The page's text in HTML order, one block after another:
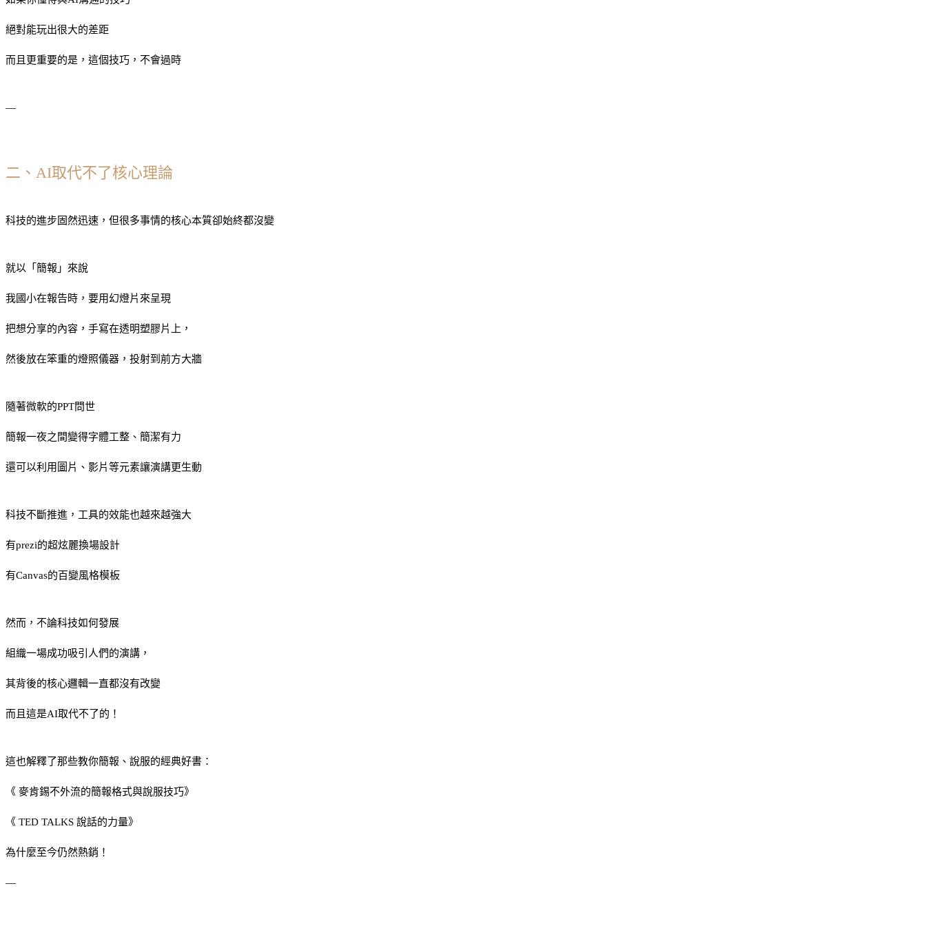
絕對能玩出很大的差距
而且更重要的是，這個技巧，不會過時
—
二、AI取代不了核心理論
科技的進步固然迅速，但很多事情的核心本質卻始終都沒變
就以「簡報」來說
我國小在報告時，要用幻燈片來呈現
把想分享的內容，手寫在透明塑膠片上，
然後放在笨重的燈照儀器，投射到前方大牆
隨著微軟的PPT問世
簡報一夜之間變得字體工整、簡潔有力
還可以利用圖片、影片等元素讓演講更生動
科技不斷推進，工具的效能也越來越強大
有prezi的超炫麗換場設計
有Canvas的百變風格模板
然而，不論科技如何發展
組織一場成功吸引人們的演講，
其背後的核心邏輯一直都沒有改變
而且這是AI取代不了的！
這也解釋了那些教你簡報、說服的經典好書：
《 麥肯錫不外流的簡報格式與說服技巧》
《 TED TALKS 說話的力量》
為什麼至今仍然熱銷！
—